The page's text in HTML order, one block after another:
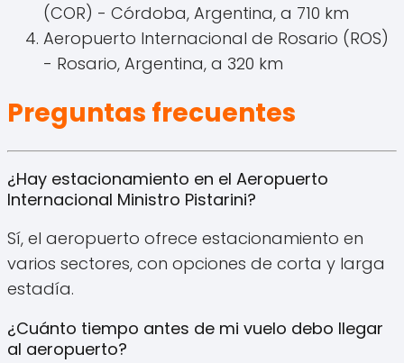
(COR) - Córdoba, Argentina, a 710 km
Aeropuerto Internacional de Rosario (ROS)
- Rosario, Argentina, a 320 km
Preguntas frecuentes
¿Hay estacionamiento en el Aeropuerto
Internacional Ministro Pistarini?
Sí, el aeropuerto ofrece estacionamiento en
varios sectores, con opciones de corta y larga
estadía.
¿Cuánto tiempo antes de mi vuelo debo llegar
al aeropuerto?